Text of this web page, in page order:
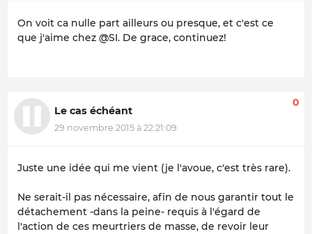
On voit ca nulle part ailleurs ou presque, et c'est ce
que j'aime chez @SI. De grace, continuez!
Le cas échéant
29 novembre 2015 à 22:21:09
0
Juste une idée qui me vient (je l'avoue, c'est très rare).
Ne serait-il pas nécessaire, afin de nous garantir tout le
détachement -dans la peine- requis à l'égard de
l'action de ces meurtriers de masse, de revoir leur